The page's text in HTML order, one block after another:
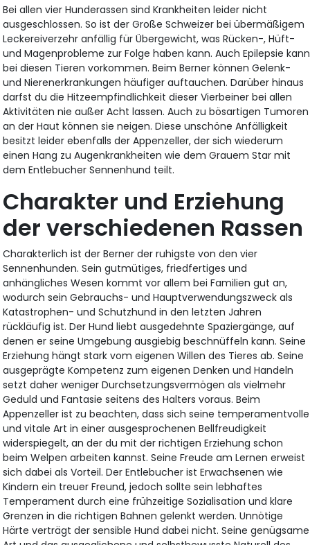
Bei allen vier Hunderassen sind Krankheiten leider nicht
ausgeschlossen. So ist der Große Schweizer bei übermäßigem
Leckereiverzehr anfällig für Übergewicht, was Rücken-, Hüft-
und Magenprobleme zur Folge haben kann. Auch Epilepsie kann
bei diesen Tieren vorkommen. Beim Berner können Gelenk-
und Nierenerkrankungen häufiger auftauchen. Darüber hinaus
darfst du die Hitzeempfindlichkeit dieser Vierbeiner bei allen
Aktivitäten nie außer Acht lassen. Auch zu bösartigen Tumoren
an der Haut können sie neigen. Diese unschöne Anfälligkeit
besitzt leider ebenfalls der Appenzeller, der sich wiederum
einen Hang zu Augenkrankheiten wie dem Grauem Star mit
dem Entlebucher Sennenhund teilt.
Charakter und Erziehung
der verschiedenen Rassen
Charakterlich ist der Berner der ruhigste von den vier
Sennenhunden. Sein gutmütiges, friedfertiges und
anhängliches Wesen kommt vor allem bei Familien gut an,
wodurch sein Gebrauchs- und Hauptverwendungszweck als
Katastrophen- und Schutzhund in den letzten Jahren
rückläufig ist. Der Hund liebt ausgedehnte Spaziergänge, auf
denen er seine Umgebung ausgiebig beschnüffeln kann. Seine
Erziehung hängt stark vom eigenen Willen des Tieres ab. Seine
ausgeprägte Kompetenz zum eigenen Denken und Handeln
setzt daher weniger Durchsetzungsvermögen als vielmehr
Geduld und Fantasie seitens des Halters voraus. Beim
Appenzeller ist zu beachten, dass sich seine temperamentvolle
und vitale Art in einer ausgesprochenen Bellfreudigkeit
widerspiegelt, an der du mit der richtigen Erziehung schon
beim Welpen arbeiten kannst. Seine Freude am Lernen erweist
sich dabei als Vorteil. Der Entlebucher ist Erwachsenen wie
Kindern ein treuer Freund, jedoch sollte sein lebhaftes
Temperament durch eine frühzeitige Sozialisation und klare
Grenzen in die richtigen Bahnen gelenkt werden. Unnötige
Härte verträgt der sensible Hund dabei nicht. Seine genügsame